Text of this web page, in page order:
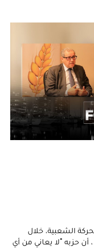
الشعبية، خلال
استضافته في برنامج Grand Format ، أن حزبه "لا يعاني من أي